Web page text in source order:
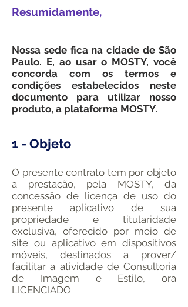
Resumidamente,
Nossa sede fica na cidade de São
Paulo. E, ao usar o MOSTY, você
concorda com os termos e
condições estabelecidos neste
documento para utilizar nosso
produto, a plataforma MOSTY.
1 - Objeto​
O presente contrato tem por objeto
a prestação, pela MOSTY, da
concessão de licença de uso do
presente aplicativo de sua
propriedade e titularidade
exclusiva, oferecido por meio de
site ou aplicativo em dispositivos
móveis, destinados a prover/
facilitar a atividade de Consultoria
de Imagem e Estilo, ora
LICENCIADO